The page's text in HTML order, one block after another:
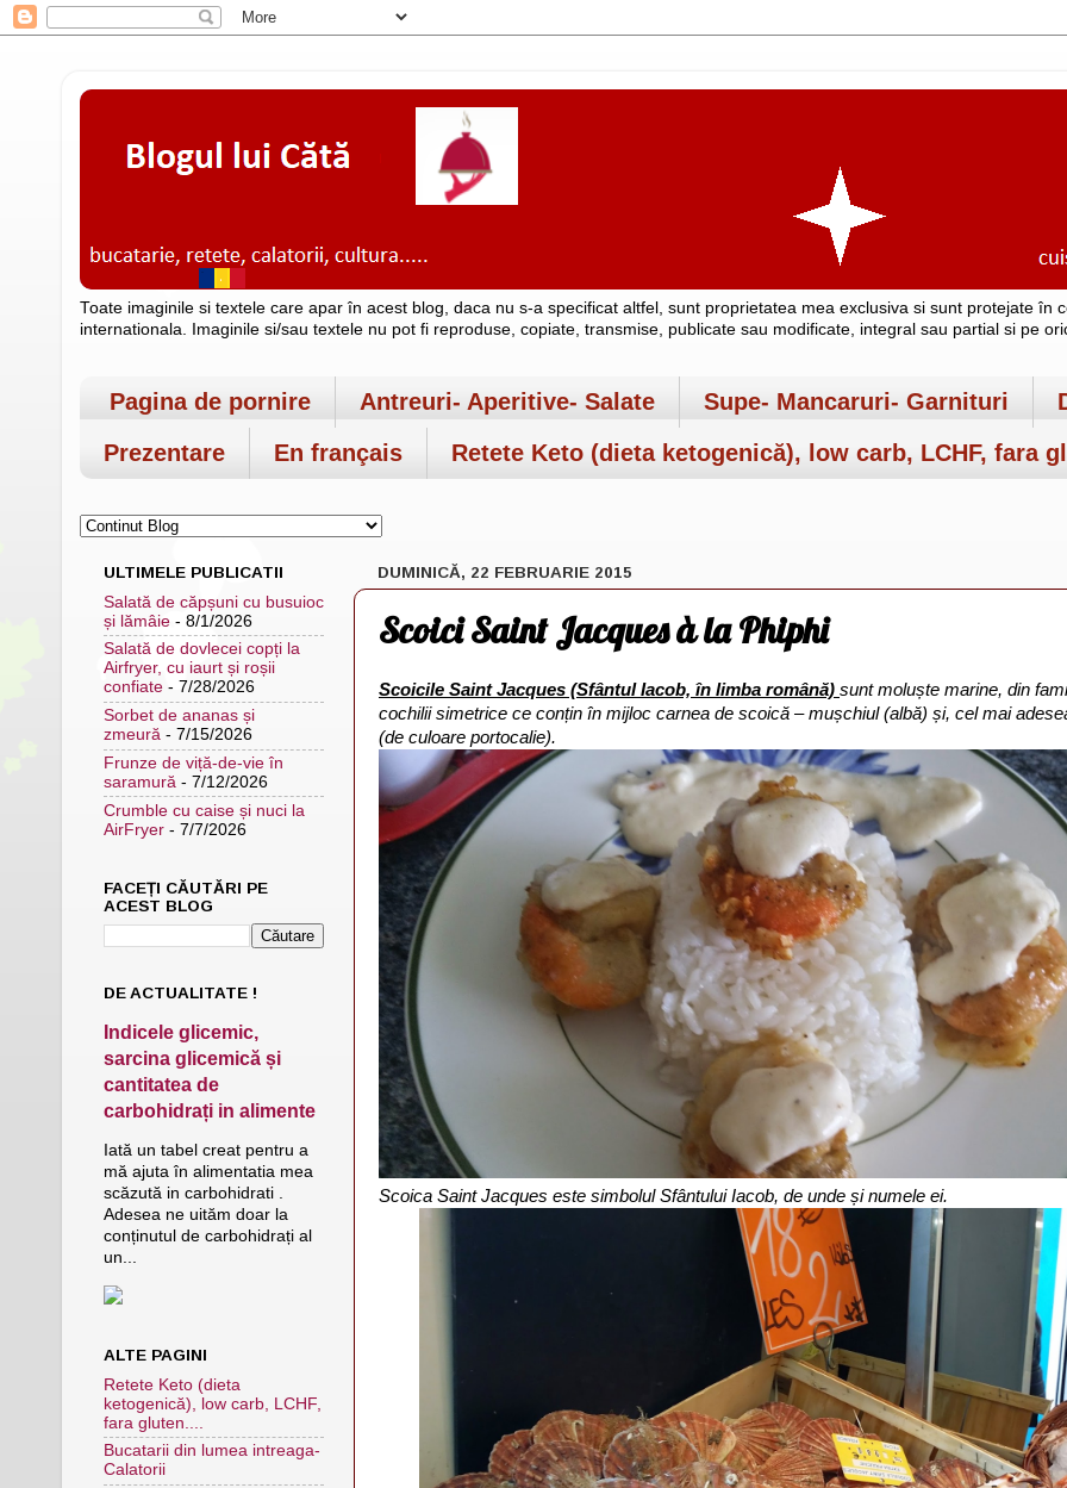
Toate imaginile si textele care apar în acest blog, daca nu s-a specificat altfel, sunt proprietatea mea exclusiva si sunt protejate în
internationala. Imaginile si/sau textele nu pot fi reproduse, copiate, transmise, publicate sau modificate, integral sau partial si pe
Pagina de pornire Antreuri- Aperitive- Salate Supe- Mancaruri- Garnituri
Prezentare
En français Retete Keto (dieta ketogenică), low carb, LCHF, fara
DUMINICĂ, 22 FEBRUARIE 2015
Scoici Saint Jacques à la Phiphi
Scoicile Saint Jacques (Sfântul Iacob, în limba română) sunt moluște marine, din
cochilii simetrice ce conțin în mijloc carnea de scoică – mușchiul (albă) și, cel mai
(de culoare portocalie).
Scoica Saint Jacques este simbolul Sfântului Iacob, de unde și numele ei.
ULTIMELE PUBLICATII
Salată de căpșuni cu busuioc
și lămâie - 8/1/2026
Salată de dovlecei copți la
Airfryer, cu iaurt și roșii
confiate - 7/28/2026
Sorbet de ananas și
zmeură - 7/15/2026
Frunze de viță-de-vie în
saramură - 7/12/2026
Crumble cu caise și nuci la
AirFryer - 7/7/2026
FACEȚI CĂUTĂRI PE
ACEST BLOG
DE ACTUALITATE !
Indicele glicemic,
sarcina glicemică și
cantitatea de
carbohidrați in alimente
Iată un tabel creat pentru a
mă ajuta în alimentatia mea
scăzută in carbohidrati .
Adesea ne uităm doar la
conținutul de carbohidrați al
un...
ALTE PAGINI
Retete Keto (dieta
ketogenică), low carb, LCHF,
fara gluten....
Bucatarii din lumea intreaga-
Calatorii